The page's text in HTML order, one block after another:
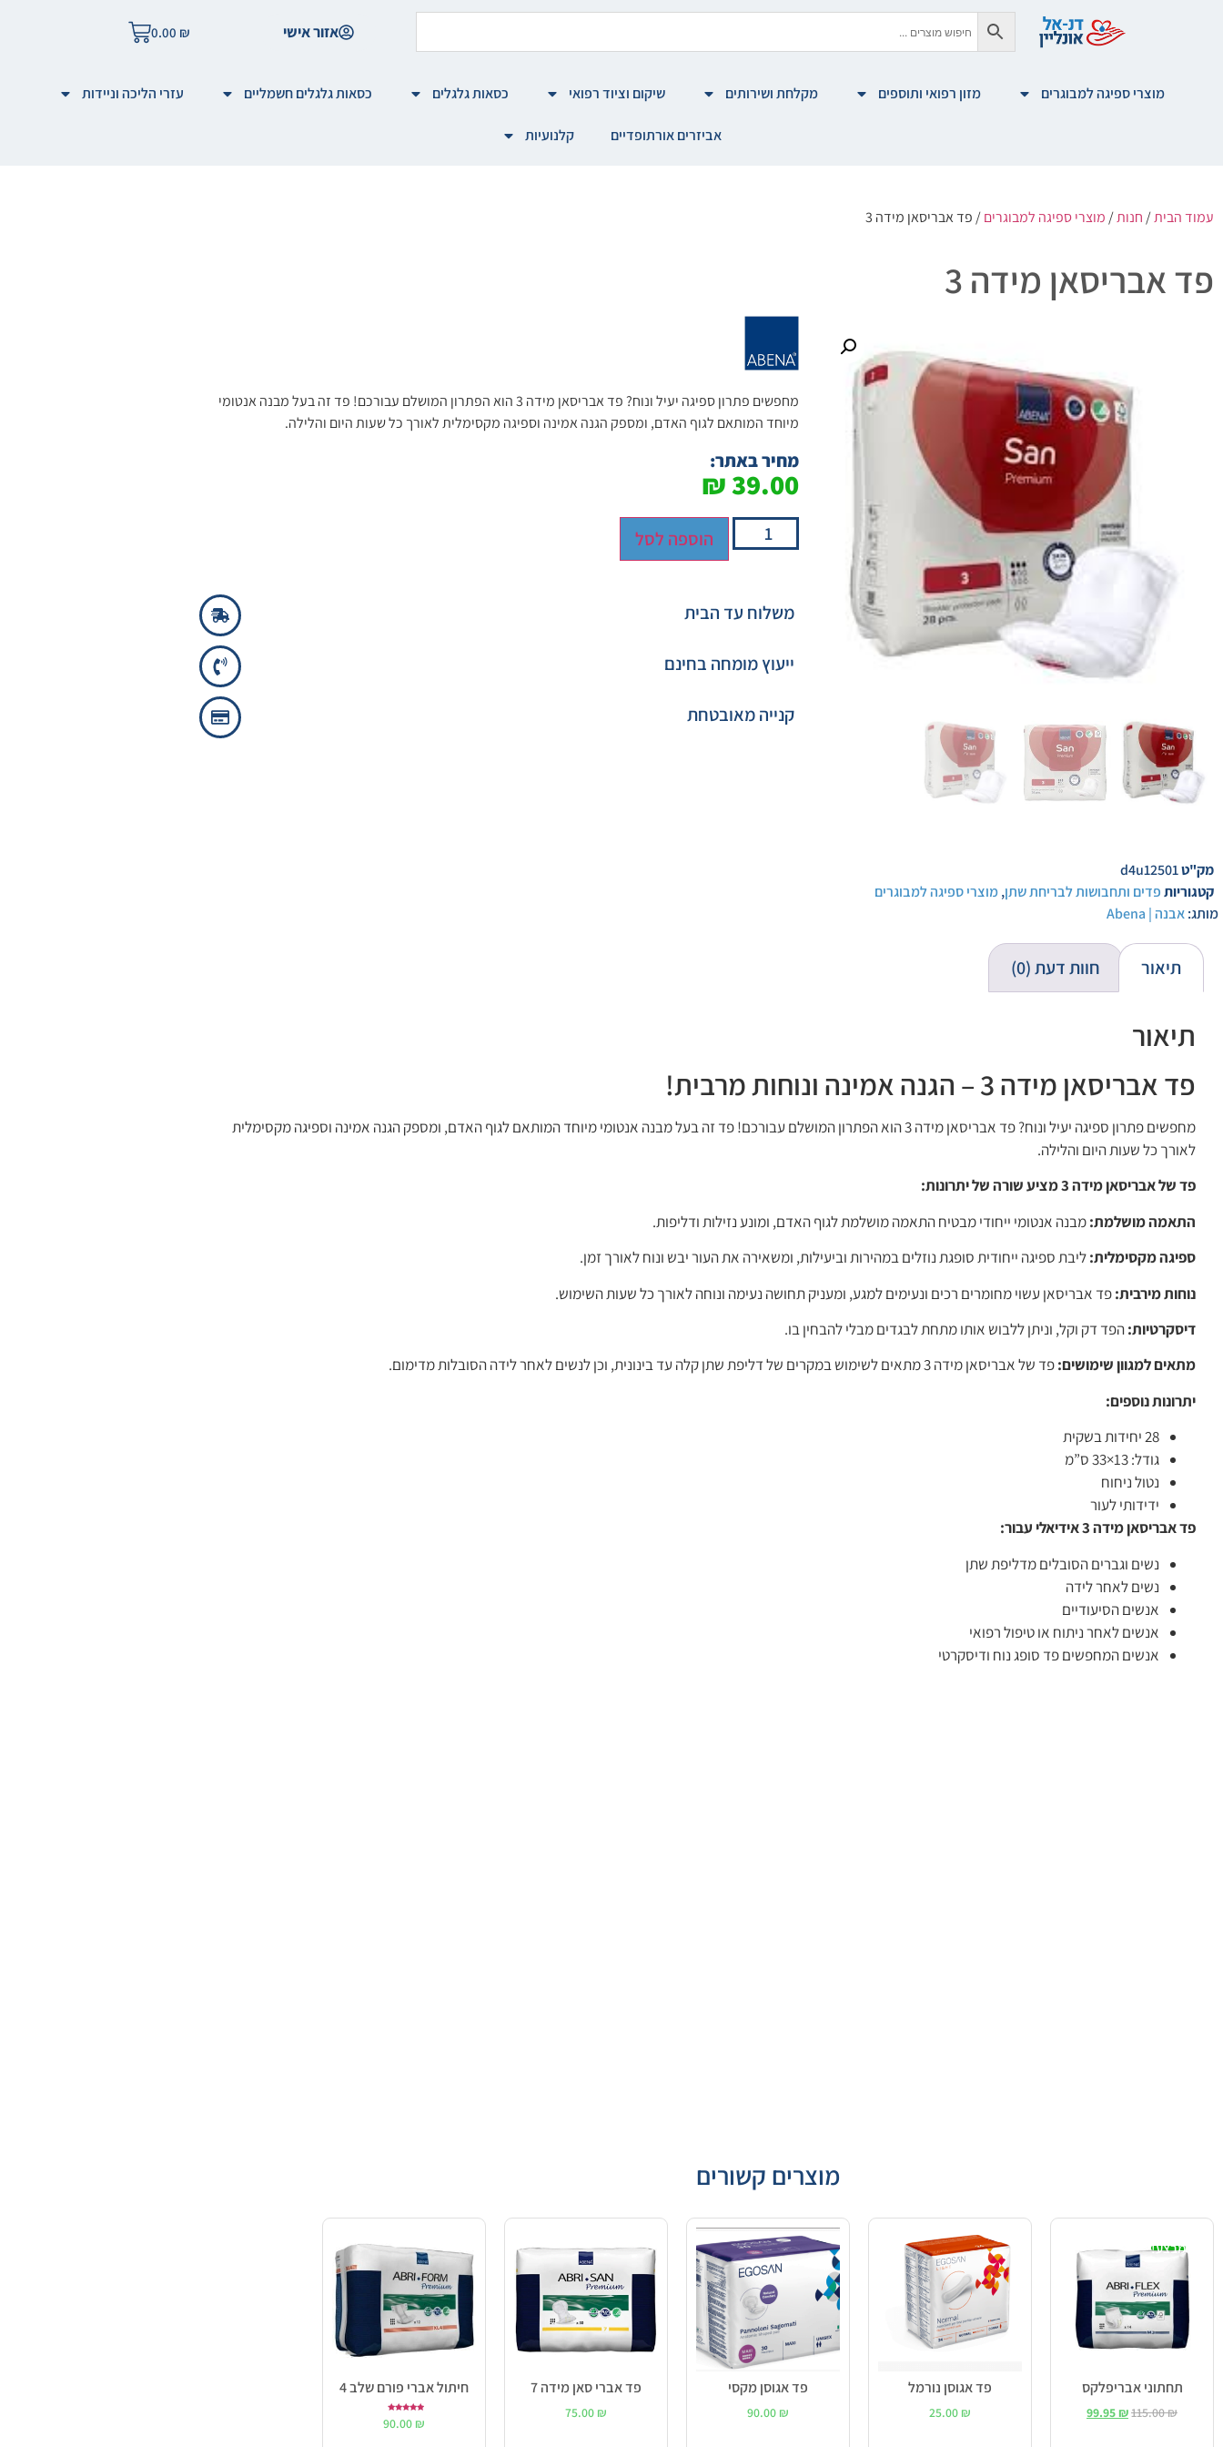
אזור אישי 0.00 ₪
מוצרי ספיגה למבוגרים מזון רפואי ותוספים מקלחת ושירותים שיקום וציוד רפואי כסאות גלגלים כסאות גלגלים חשמליים עזרי הליכה וניידות
אביזרים אורתופדיים קלנועיות
עמוד הבית/ חנות/ מוצרי ספיגה למבוגרים/ פד אבריסאן מידה 3
פד אבריסאן מידה 3
מק"טd4u12501
קטגוריותפדים ותחבושות לבריחת שתן,מוצרי ספיגה למבוגרים
מותג:אבנה | Abena
מחפשים פתרון ספיגה יעיל ונוח? פד אבריסאן מידה 3 הוא הפתרון המושלם עבורכם! פד זה בעל מבנה אנטומי
מיוחד המותאם לגוף האדם, ומספק הגנה אמינה וספיגה מקסימלית לאורך כל שעות היום והלילה.
מחיר באתר:
39.00
₪
הוספה לסל
משלוח עד הבית
ייעוץ מומחה בחינם
קנייה מאובטחת
תיאור חוות דעת (0)
תיאור
פד אבריסאן מידה 3 – הגנה אמינה ונוחות מרבית!
מחפשים פתרון ספיגה יעיל ונוח? פד אבריסאן מידה 3 הוא הפתרון המושלם עבורכם! פד זה בעל מבנה אנטומי מיוחד המותאם לגוף האדם, ומספק הגנה אמינה וספיגה מקסימלית
לאורך כל שעות היום והלילה.
פד של אבריסאן מידה 3 מציע שורה של יתרונות:
התאמה מושלמת:מבנה אנטומי ייחודי מבטיח התאמה מושלמת לגוף האדם, ומונע נזילות ודליפות.
ספיגה מקסימלית:ליבת ספיגה ייחודית סופגת נוזלים במהירות וביעילות, ומשאירה את העור יבש ונוח לאורך זמן.
נוחות מירבית:פד אבריסאן עשוי מחומרים רכים ונעימים למגע, ומעניק תחושה נעימה ונוחה לאורך כל שעות השימוש.
דיסקרטיות:הפד דק וקל, וניתן ללבוש אותו מתחת לבגדים מבלי להבחין בו.
מתאים למגוון שימושים:פד של אבריסאן מידה 3 מתאים לשימוש במקרים של דליפת שתן קלה עד בינונית, וכן לנשים לאחר לידה הסובלות מדימום.
יתרונות נוספים:
28 יחידות בשקית
גודל: 13×33 ס”מ
נטול ניחוח
ידידותי לעור
פד אבריסאן מידה 3 אידיאלי עבור:
נשים וגברים הסובלים מדליפת שתן
נשים לאחר לידה
אנשים הסיעודיים
אנשים לאחר ניתוח או טיפול רפואי
אנשים המחפשים פד סופג נוח ודיסקרטי
מוצרים קשורים
מבצע!
תחתוני אבריפלקס
115.00₪
99.95₪
פד אגוסן נורמל
25.00 ₪
פד אגוסן מקסי
90.00 ₪
פד אברי סאן מידה 7
75.00 ₪
חיתול אברי פורם שלב 4
5.00
90.00 ₪